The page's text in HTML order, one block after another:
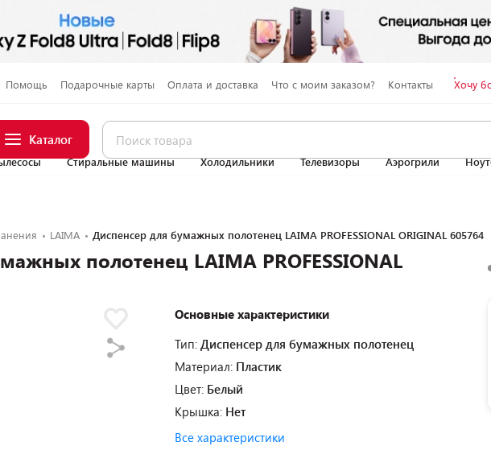
Помощь Подарочные карты Оплата и доставка Что с моим заказом? Контакты Хочу
Каталог
Стиральные машины Холодильники Телевизоры Аэрогрили
LAIMA Диспенсер для бумажных полотенец LAIMA PROFESSIONAL ORIGINAL 605764
полотенец LAIMA PROFESSIONAL
Основные характеристики
Тип: Диспенсер для бумажных полотенец
Материал: Пластик
Цвет: Белый
Крышка: Нет
Все характеристики